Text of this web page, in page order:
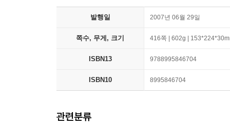
발행일 2007년 06월 29일
쪽수, 무게, 크기 416쪽 | 602g |
ISBN13 9788995846704
ISBN10 8995846704
관련분류